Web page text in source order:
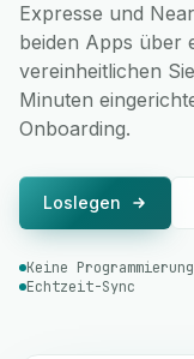
Expresse und
beiden Apps über
vereinheitlichen
Minuten
Onboarding.
Loslegen
Keine
Echtzeit-Sync